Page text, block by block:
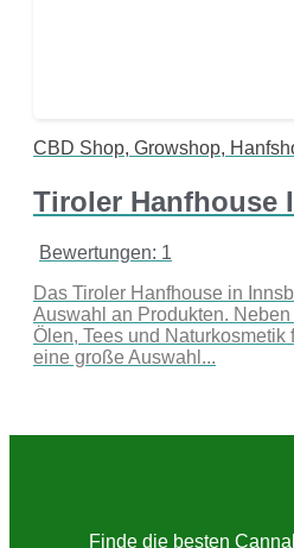
CBD Shop, Growshop,
Tiroler Hanfhouse
Bewertungen: 1
Das Tiroler Hanfhouse in
Auswahl an Produkten.
Ölen, Tees und Naturkosmetik
eine große Auswahl...
Finde die besten